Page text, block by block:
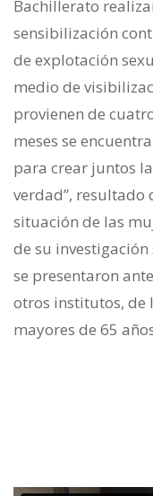
Bachillerato
sensibilización
de explotación
medio de
provienen de
meses se
para crear juntos
verdad”, resultado
situación de las
de su
se presentaron
otros institutos, de
mayores de 65